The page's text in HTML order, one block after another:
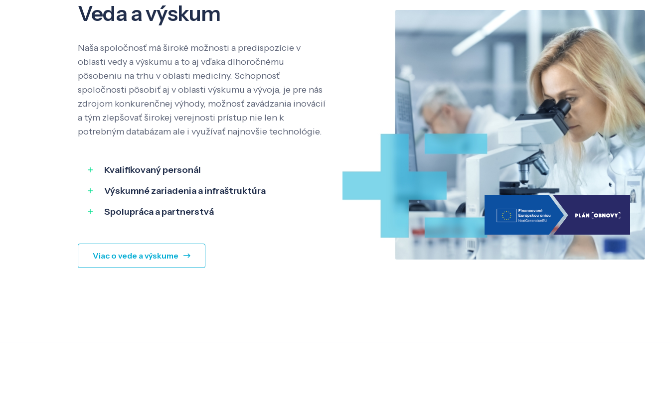
Veda a výskum
Naša spoločnosť má široké možnosti a predispozície v
oblasti vedy a výskumu a to aj vďaka dlhoročnému
pôsobeniu na trhu v oblasti medicíny. Schopnosť
spoločnosti pôsobiť aj v oblasti výskumu a vývoja, je pre nás
zdrojom konkurenčnej výhody, možnosť zavádzania inovácií
a tým zlepšovať širokej verejnosti prístup nie len k
potrebným databázam ale i využívať najnovšie technológie.
Kvalifikovaný personál
Výskumné zariadenia a infraštruktúra
Spolupráca a partnerstvá
Viac o vede a výskume